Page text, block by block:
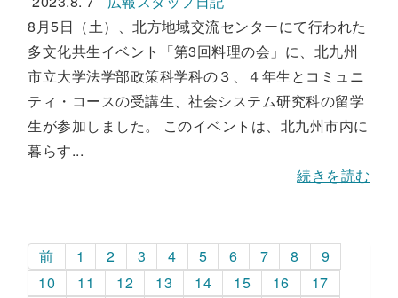
8月5日（土）、北方地域交流センターにて行われた
多文化共生イベント「第3回料理の会」に、北九州
市立大学法学部政策科学科の３、４年生とコミュニ
ティ・コースの受講生、社会システム研究科の留学
生が参加しました。 このイベントは、北九州市内に
暮らす...
続きを読む
前 1 2 3 4 5 6 7 8
9
10
11 12 13 14 15 16
17